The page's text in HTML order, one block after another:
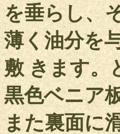
を垂らし、
薄く油分を
敷 きます。
黒色ベニア
また裏面に